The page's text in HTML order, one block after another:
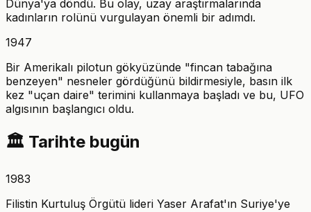
Dünya'ya döndü. Bu olay, uzay araştırmalarında
kadınların rolünü vurgulayan önemli bir adımdı.
1947
Bir Amerikalı pilotun gökyüzünde "fincan tabağına
benzeyen" nesneler gördüğünü bildirmesiyle, basın ilk
kez "uçan daire" terimini kullanmaya başladı ve bu, UFO
algısının başlangıcı oldu.
🏛️ Tarihte bugün
1983
Filistin Kurtuluş Örgütü lideri Yaser Arafat'ın Suriye'ye